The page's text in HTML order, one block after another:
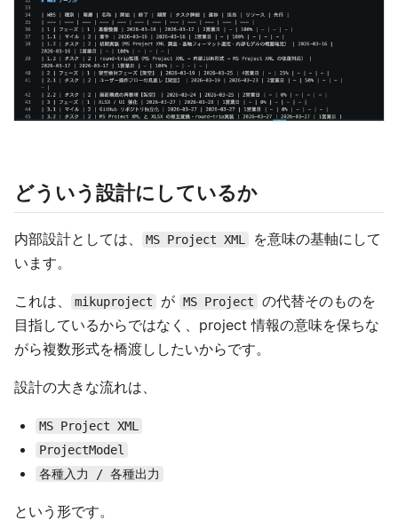
どういう設計にしているか
内部設計としては、 MS Project XML
を意味の基軸にして
います。
これは、 mikuproject が MS Project
の代替そのものを
目指しているからではなく、project 情報の意味を保ちな
がら複数形式を橋渡ししたいからです。
設計の大きな流れは、
MS Project XML
ProjectModel
各種入力 / 各種出力
という形です。